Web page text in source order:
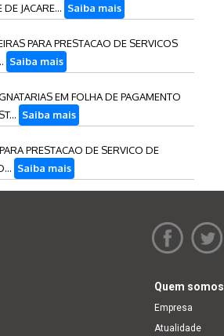
JACARE... Saiba mais
PARA PRESTACAO DE SERVICOS
Saiba mais
EM FOLHA DE PAGAMENTO
Saiba mais
PRESTACAO DE SERVICO DE
Saiba mais
Quem somos
Empresa
Atualidade